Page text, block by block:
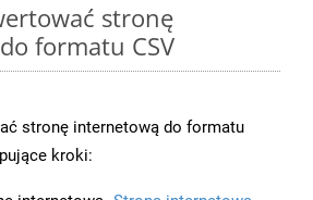
stronę
formatu CSV
stronę internetową do formatu
kroki: